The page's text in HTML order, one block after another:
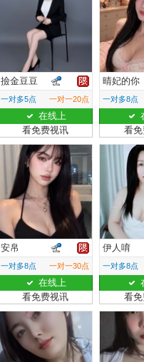
撿金豆豆
一对多5点 一对一20点
在线上
看免费视讯
晴妃的你
一对多8点
看
安帛
一对多8点 一对一30点
在线上
看免费视讯
伊人唷
一对多8点
看